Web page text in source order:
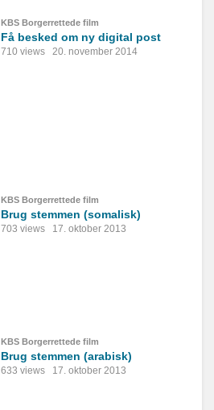
KBS Borgerrettede film
Få besked om ny digital post
710 views 20. november 2014
KBS Borgerrettede film
Brug stemmen (somalisk)
703 views 17. oktober 2013
KBS Borgerrettede film
Brug stemmen (arabisk)
633 views 17. oktober 2013